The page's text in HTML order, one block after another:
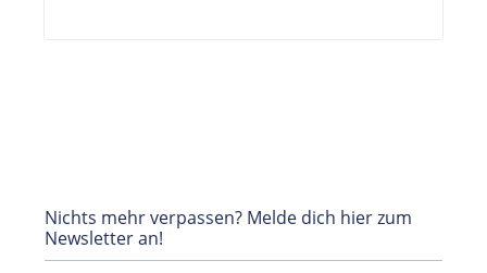
Nichts mehr verpassen? Melde dich hier zum
Newsletter an!